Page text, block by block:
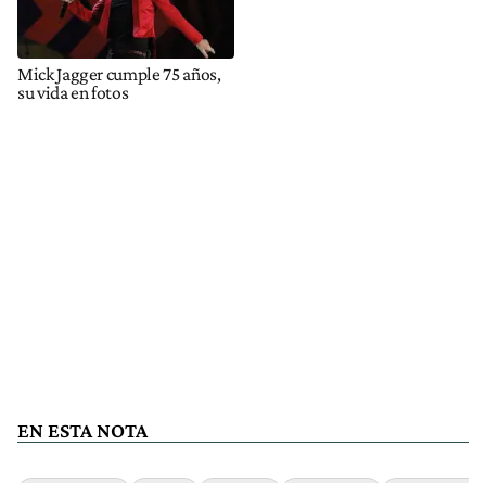
Mick Jagger cumple 75 años,
su vida en fotos
EN ESTA NOTA